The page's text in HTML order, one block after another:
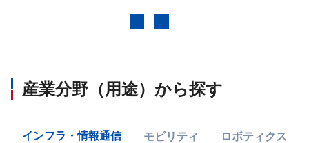
産業分野（用途）から探す
インフラ・情報通信 モビリティ ロボティクス